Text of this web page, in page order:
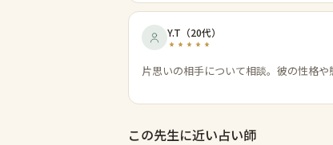
Y.T （20代）
片思いの相手について相談。彼の性格
この先生に近い占い師